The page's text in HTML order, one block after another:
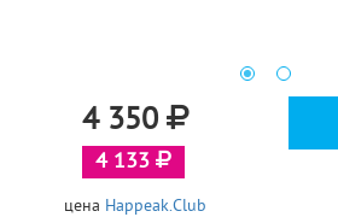
4 350
4 133
цена Happeak.Club